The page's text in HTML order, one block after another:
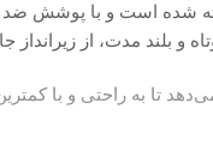
دوام جاجیم ساخته شده
زیرانداز جاجیم 6 نفره استفاده
تا به راحتی و با